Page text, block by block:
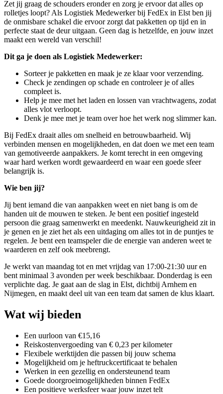
Zet jij graag de schouders eronder en zorg je ervoor dat alles op
rolletjes loopt? Als Logistiek Medewerker bij FedEx in Elst ben jij
de onmisbare schakel die ervoor zorgt dat pakketten op tijd en in
perfecte staat de deur uitgaan. Geen dag is hetzelfde, en jouw inzet
maakt een wereld van verschil!
Dit ga je doen als Logistiek Medewerker:
Sorteer je pakketten en maak je ze klaar voor verzending.
Check je zendingen op schade en controleer je of alles
compleet is.
Help je mee met het laden en lossen van vrachtwagens, zodat
alles vlot verloopt.
Denk je mee met je team over hoe het werk nog slimmer kan.
Bij FedEx draait alles om snelheid en betrouwbaarheid. Wij
verbinden mensen en mogelijkheden, en dat doen we met een team
van gemotiveerde aanpakkers. Je komt terecht in een omgeving
waar hard werken wordt gewaardeerd en waar een goede sfeer
belangrijk is.
Wie ben jij?
Jij bent iemand die van aanpakken weet en niet bang is om de
handen uit de mouwen te steken. Je bent een positief ingesteld
persoon die graag samenwerkt en meedenkt. Nauwkeurigheid zit in
je genen en je ziet het als een uitdaging om alles tot in de puntjes te
regelen. Je bent een teamspeler die de energie van anderen weet te
waarderen en zelf ook meebrengt.
Je werkt van maandag tot en met vrijdag van 17:00-21:30 uur en
bent minimaal 3 avonden per week beschikbaar. Donderdag is een
verplichte dag. Je gaat aan de slag in Elst, dichtbij Arnhem en
Nijmegen, en maakt deel uit van een team dat samen de klus klaart.
Wat wij bieden
Een uurloon van €15,16
Reiskostenvergoeding van € 0,23 per kilometer
Flexibele werktijden die passen bij jouw schema
Mogelijkheid om je heftruckcertificaat te behalen
Werken in een gezellig en ondersteunend team
Goede doorgroeimogelijkheden binnen FedEx
Een positieve werksfeer waar jouw inzet telt